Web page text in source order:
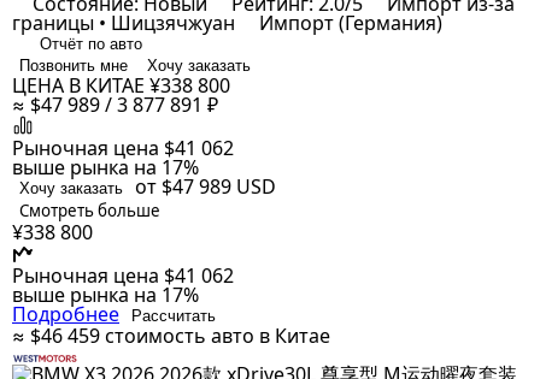
границы • Шицзячжуан Импорт (Германия)
Отчёт по авто
Позвонить мне
Хочу заказать
ЦЕНА В КИТАЕ ¥338 800
≈ $47 989 / 3 877 891 ₽
Рыночная цена $41 062
выше рынка на 17%
Хочу заказать от $47 989 USD
Смотреть больше
¥338 800
Рыночная цена $41 062
выше рынка на 17%
Подробнее Рассчитать
≈ $46 459стоимость авто в Китае